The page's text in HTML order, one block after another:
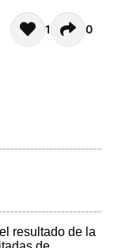
hay 1 0
resultado de la